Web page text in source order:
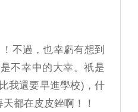
不過，也幸虧有想到
不幸中的大幸。祇是
我還要早進學校)，什
都在皮皮銼啊！！